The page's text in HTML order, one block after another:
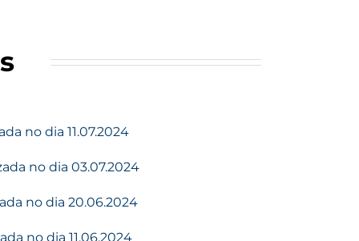
no dia 11.07.2024
no dia 03.07.2024
no dia 20.06.2024
no dia 11.06.2024